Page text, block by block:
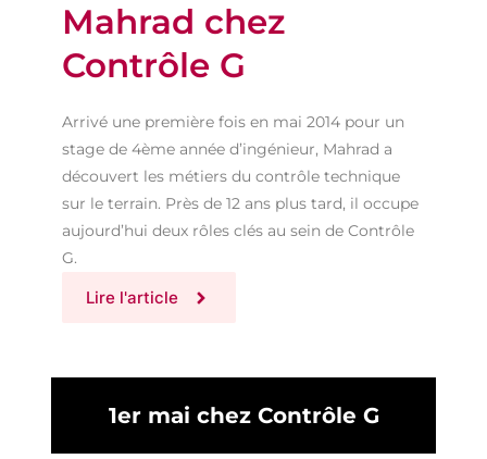
Mahrad chez
Contrôle G
Arrivé une première fois en mai 2014 pour un
stage de 4ème année d’ingénieur, Mahrad a
découvert les métiers du contrôle technique
sur le terrain. Près de 12 ans plus tard, il occupe
aujourd’hui deux rôles clés au sein de Contrôle
G.
Lire l'article
1er mai chez Contrôle G